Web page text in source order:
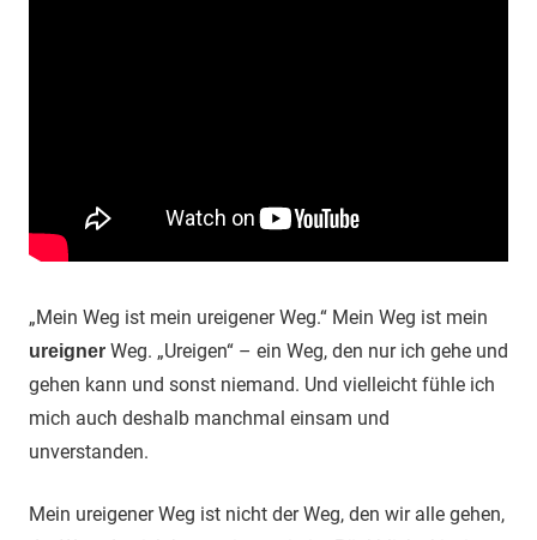
„Mein Weg ist mein ureigener Weg.“ Mein Weg ist mein
ureigner Weg. „Ureigen“ – ein Weg, den nur ich gehe und
gehen kann und sonst niemand. Und vielleicht fühle ich
mich auch deshalb manchmal einsam und
unverstanden.
Mein ureigener Weg ist nicht der Weg, den wir alle gehen,